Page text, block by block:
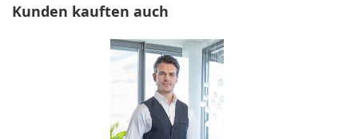
Produktgalerie überspringen
Kunden kauften auch